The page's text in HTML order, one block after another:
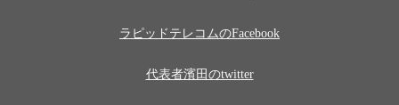
ラピッドテレコムのFacebook
代表者濱田のtwitter